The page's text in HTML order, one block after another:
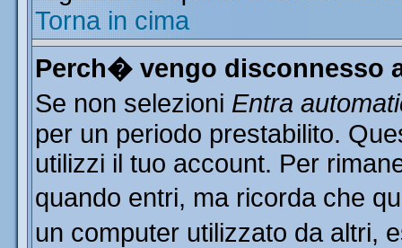
Torna in cima
Perch� vengo disconnesso
Se non selezioni Entra
per un periodo prestabilito.
utilizzi il tuo account. Per
quando entri, ma ricorda che
un computer utilizzato da